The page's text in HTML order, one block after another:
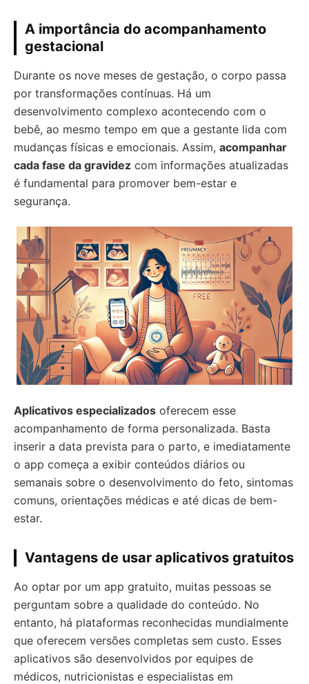
A importância do acompanhamento
gestacional
Durante os nove meses de gestação, o corpo passa
por transformações contínuas. Há um
desenvolvimento complexo acontecendo com o
bebê, ao mesmo tempo em que a gestante lida com
mudanças físicas e emocionais. Assim, acompanhar
cada fase da gravidez com informações atualizadas
é fundamental para promover bem-estar e
segurança.
Aplicativos especializados oferecem esse
acompanhamento de forma personalizada. Basta
inserir a data prevista para o parto, e imediatamente
o app começa a exibir conteúdos diários ou
semanais sobre o desenvolvimento do feto, sintomas
comuns, orientações médicas e até dicas de bem-
estar.
Vantagens de usar aplicativos gratuitos
Ao optar por um app gratuito, muitas pessoas se
perguntam sobre a qualidade do conteúdo. No
entanto, há plataformas reconhecidas mundialmente
que oferecem versões completas sem custo. Esses
aplicativos são desenvolvidos por equipes de
médicos, nutricionistas e especialistas em